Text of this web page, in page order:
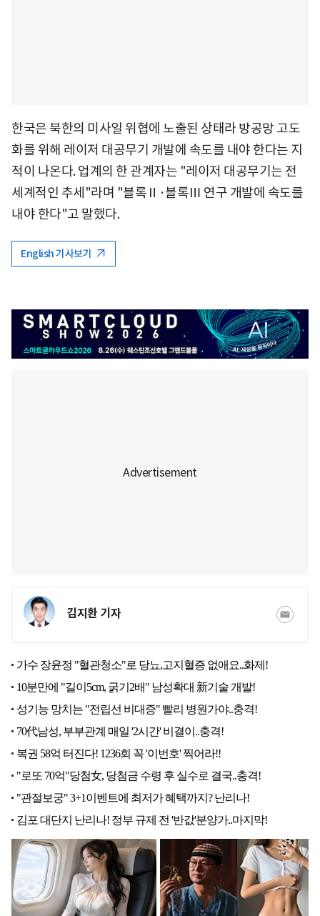
한국은 북한의 미사일 위협에 노출된 상태라 방공망 고도
화를 위해 레이저 대공무기 개발에 속도를 내야 한다는 지
적이 나온다. 업계의 한 관계자는 "레이저 대공무기는 전
세계적인 추세"라며 "블록Ⅱ·블록Ⅲ 연구 개발에 속도를
내야 한다"고 말했다.
English 기사보기
김지환 기자